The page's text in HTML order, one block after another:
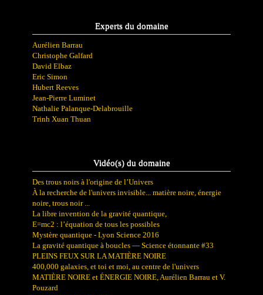
Experts du domaine
Aurélien Barrau
Christophe Galfard
David Elbaz
Eric Simon
Hubert Reeves
Jean-Pierre Luminet
Nathalie Palanque-Delabrouille
Trinh Xuan Thuan
Vidéo(s) du domaine
Des trous noirs à l'origine de l’Univers
À la recherche de l'univers invisible... matière noire, énergie
noire, trous noir ...
La libre invention de la gravité quantique,
E=mc2 : l’équation de tous les possibles
Mystère quantique - Lyon Science 2016
La gravité quantique à boucles — Science étonnante #33
PLEINS FEUX SUR LA MATIÈRE NOIRE
400,000 galaxies, et toi et moi, au centre de l'univers
MATIÈRE NOIRE et ÉNERGIE NOIRE, Aurélien Barrau et V.
Pouzard